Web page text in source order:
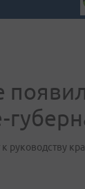
руководству